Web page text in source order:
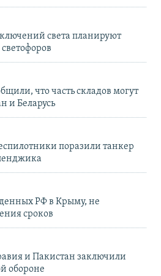
света планируют
что часть складов могут
и Беларусь
поразили танкер
РФ в Крыму, не
сроков
и Пакистан заключили
обороне